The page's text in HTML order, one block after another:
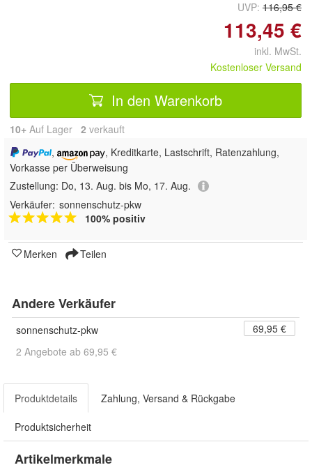
UVP: 116,95 €
113,45 €
inkl. MwSt.
Kostenloser Versand
In den Warenkorb
10+ Auf Lager 2 verkauft
,
, Kreditkarte, Lastschrift, Ratenzahlung,
Vorkasse per Überweisung
Zustellung: Do, 13. Aug. bis Mo, 17. Aug.
Verkäufer: sonnenschutz-pkw
100% positiv
Merken Teilen
Andere Verkäufer
sonnenschutz-pkw
69,95 €
2 Angebote ab 69,95 €
Produktdetails Zahlung, Versand & Rückgabe
Produktsicherheit
Artikelmerkmale